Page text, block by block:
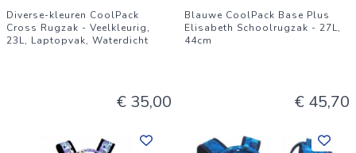
Diverse-kleuren CoolPack
Cross Rugzak - Veelkleurig,
23L, Laptopvak, Waterdicht
€ 35,00
Blauwe CoolPack Base Plus
Elisabeth Schoolrugzak - 27L,
44cm
€ 45,70